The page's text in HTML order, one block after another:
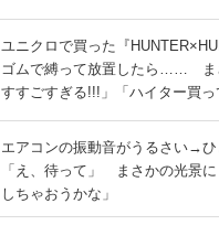
ユニクロで買った『
ゴムで縛って放置したら…… ま
すすごすぎる!!!」「ハイター買っ
エアコンの振動音がうるさい→
「え、待って」 まさかの光景
しちゃおうかな」